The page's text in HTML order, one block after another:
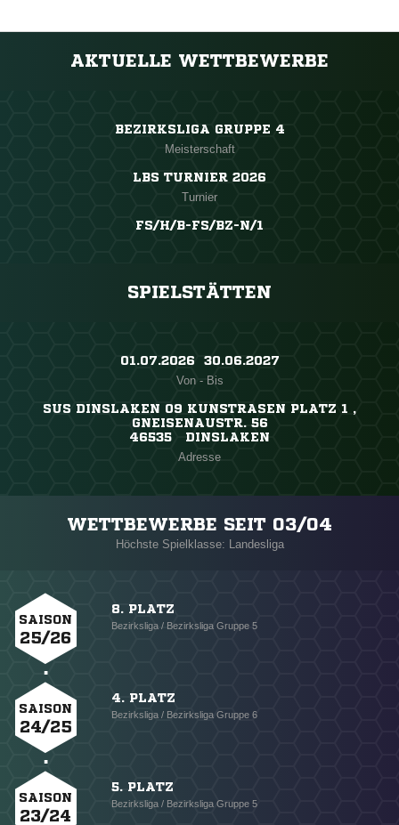
AKTUELLE WETTBEWERBE
BEZIRKSLIGA GRUPPE 4
Meisterschaft
LBS TURNIER 2026
Turnier
FS/H/B-FS/BZ-N/1
SPIELSTÄTTEN
01.07.2026 ​ 30.06.2027
Von - Bis
SUS DINSLAKEN 09 KUNSTRASEN PLATZ 1 ,
GNEISENAUSTR. 56
46535 DINSLAKEN
Adresse
WETTBEWERBE SEIT 03/04
Höchste Spielklasse: Landesliga
SAISON
25/26
8. PLATZ
Bezirksliga / Bezirksliga Gruppe 5
SAISON
24/25
4. PLATZ
Bezirksliga / Bezirksliga Gruppe 6
SAISON
23/24
5. PLATZ
Bezirksliga / Bezirksliga Gruppe 5